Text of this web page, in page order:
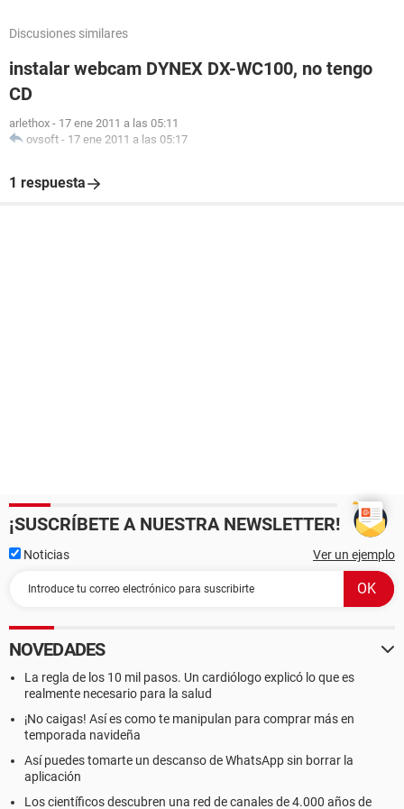
Discusiones similares
instalar webcam DYNEX DX-WC100, no tengo
CD
arlethox - 17 ene 2011 a las 05:11
ovsoft - 17 ene 2011 a las 05:17
1 respuesta
¡SUSCRÍBETE A NUESTRA NEWSLETTER!
Noticias Ver un ejemplo
NOVEDADES
La regla de los 10 mil pasos. Un cardiólogo explicó lo que es
realmente necesario para la salud
¡No caigas! Así es como te manipulan para comprar más en
temporada navideña
Así puedes tomarte un descanso de WhatsApp sin borrar la
aplicación
Los científicos descubren una red de canales de 4.000 años de